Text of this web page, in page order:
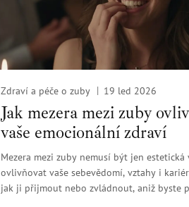
Zdraví a péče o zuby 19 led 2026
Jak mezera mezi zuby
vaše emocionální zdraví
Mezera mezi zuby nemusí být jen estetická
ovlivňovat vaše sebevědomí, vztahy i
jak ji přijmout nebo zvládnout, aniž byste